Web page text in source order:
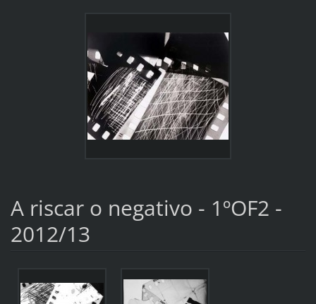
A riscar o negativo - 1ºOF2 -
2012/13